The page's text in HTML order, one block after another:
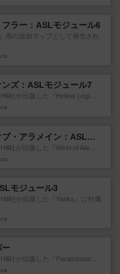
ラー：ASLモジュール6
用の追加マップとして発売され
ズ：ASLモジュール7
社が出版した『Hollow Legi...
ウエスト・オブ・アラメイン：ASLモジュール5
社が出版した『West of Ala...
モジュール3
社が出版した『Yanks』に付属
社が出版した『Paratrooper...